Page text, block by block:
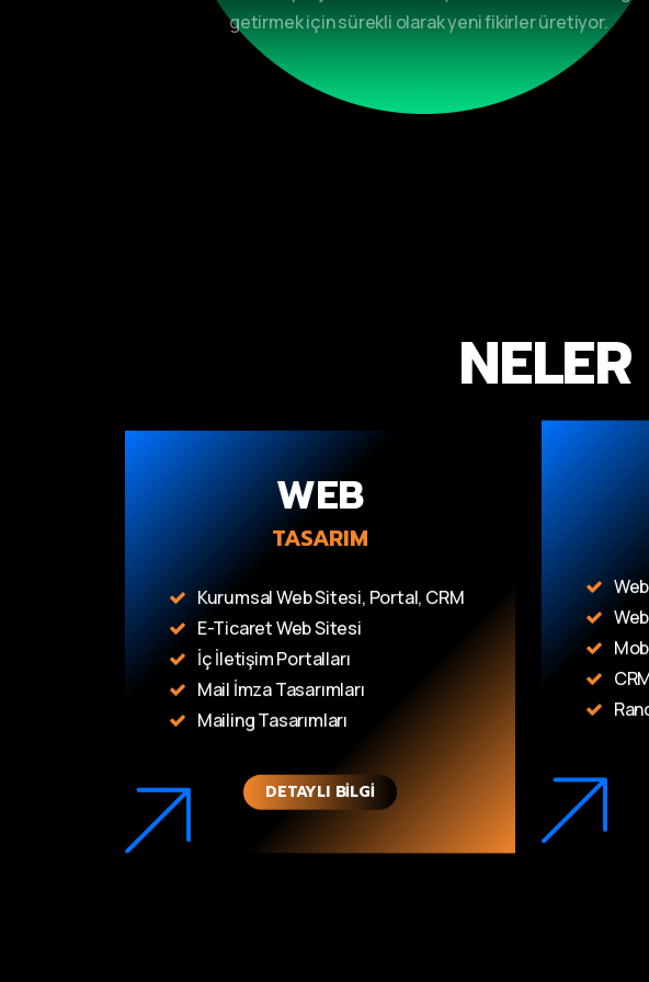
getirmek için sürekli olarak yeni fikirler üretiyor.
NELER
WEB
TASARIM
Kurumsal Web Sitesi, Portal, CRM
E-Ticaret Web Sitesi
İç İletişim Portalları
Mail İmza Tasarımları
Mailing Tasarımları
DETAYLI BILGI